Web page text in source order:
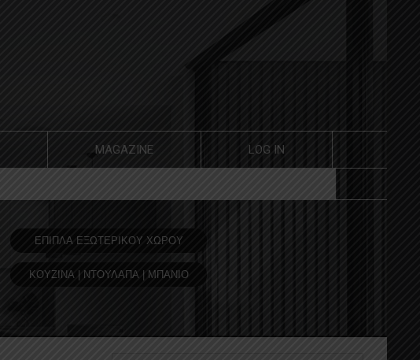
MAGAZINE LOG IN
ΕΠΙΠΛΑ ΕΞΩΤΕΡΙΚΟΥ ΧΩΡΟΥ
ΚΟΥΖΙΝΑ | ΝΤΟΥΛΑΠΑ | ΜΠΑΝΙΟ